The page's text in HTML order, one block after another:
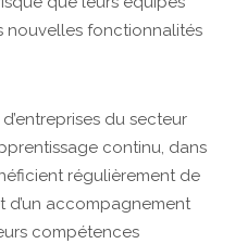
nouvelles fonctionnalités
du secteur
continu, dans
régulièrement de
d’un accompagnement
compétences